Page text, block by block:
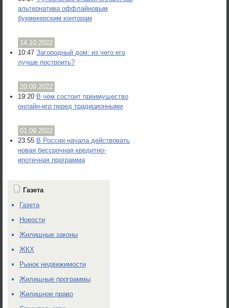
альтернатива оффлайновым
букмекерским конторам
14.10.2022
10:47 Загородный дом: из чего его
лучше построить?
20.09.2022
19:20 В чём состоит преимущество
онлайн-игр перед традиционными
01.09.2022
23:55 В России начала действовать
новая бессрочная кредитно-
ипотечная программа
Газета
Газета
Новости
Жилищные законы
ЖКХ
Рынок недвижимости
Жилищные программы
Жилищное право